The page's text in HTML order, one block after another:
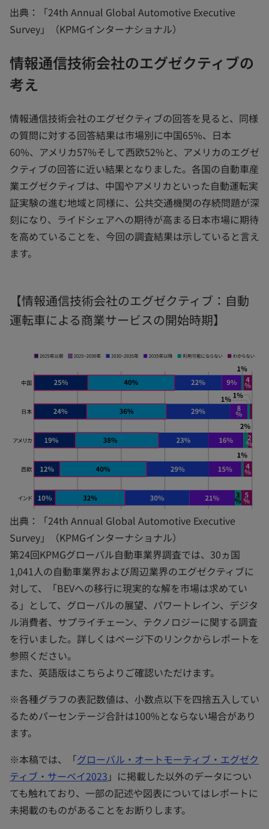
出典：「24th Annual Global Automotive Executive
Survey」（KPMGインターナショナル）
情報通信技術会社のエグゼクティブの
考え
情報通信技術会社のエグゼクティブの回答を見ると、同様
の質問に対する回答結果は市場別に中国65%、日本
60%、アメリカ57%そして西欧52%と、アメリカのエグゼ
クティブの回答に近い結果となりました。各国の自動車産
業エグゼクティブは、中国やアメリカといった自動運転実
証実験の進む地域と同様に、公共交通機関の存続問題が深
刻になり、ライドシェアへの期待が高まる日本市場に期待
を高めていることを、今回の調査結果は示していると言え
ます。
【情報通信技術会社のエグゼクティブ：自動
運転車による商業サービスの開始時期】
出典：「24th Annual Global Automotive Executive
Survey」（KPMGインターナショナル）
第24回KPMGグローバル自動車業界調査では、30ヵ国
1,041人の自動車業界および周辺業界のエグゼクティブに
対して、「BEVへの移行に現実的な解を市場は求めてい
る」として、グローバルの展望、パワートレイン、デジタ
ル消費者、サプライチェーン、テクノロジーに関する調査
を行いました。詳しくはページ下のリンクからレポートを
参照ください。
また、英語版はこちらよりご確認いただけます。
※各種グラフの表記数値は、小数点以下を四捨五入してい
るためパーセンテージ合計は100%とならない場合があり
ます。
※本稿では、「グローバル・オートモーティブ・エグゼク
ティブ・サーベイ2023 」に掲載した以外のデータについ
ても触れており、一部の記述や図表についてはレポートに
未掲載のものがあることをお断りします。